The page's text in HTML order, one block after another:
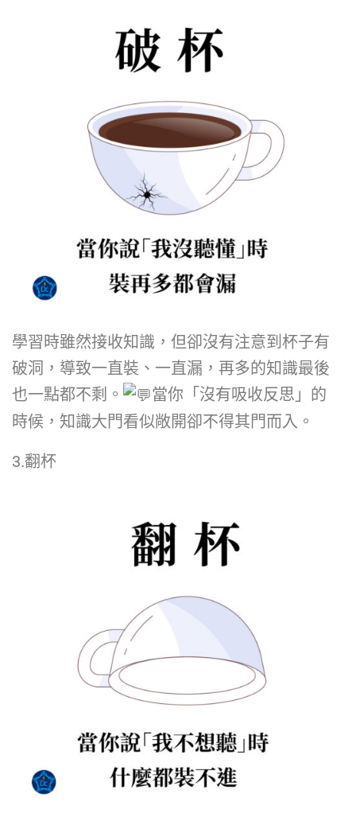
學習時雖然接收知識，但卻沒有注意到杯子有
破洞，導致一直裝、一直漏，再多的知識最後
也一點都不剩。
當你「沒有吸收反思」的
時候，知識大門看似敞開卻不得其門而入。
3.翻杯